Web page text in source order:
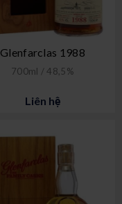
Glenfarclas 1988
700ml / 48,5%
Liên hệ